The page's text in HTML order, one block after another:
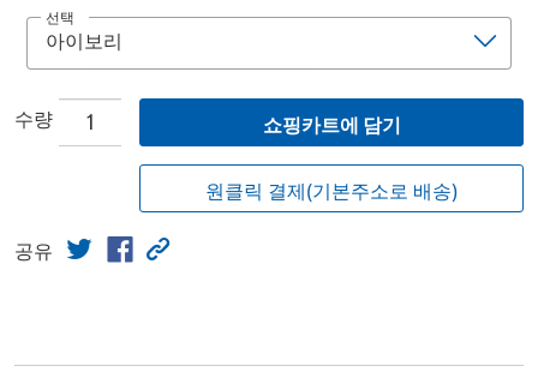
선택
수량 쇼핑카트에 담기
원클릭 결제(기본주소로 배송)
공유